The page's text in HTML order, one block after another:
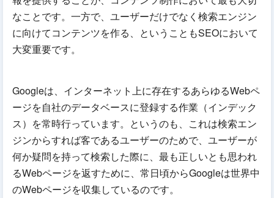
なことです。一方で、ユーザーだけでなく検索エンジン
に向けてコンテンツを作る、ということもSEOにおいて
大変重要です。
Googleは、インターネット上に存在するあらゆるWebペ
ージを自社のデータベースに登録する作業（インデック
ス）を常時行っています。というのも、これは検索エン
ジンからすれば客であるユーザーのためで、ユーザーが
何か疑問を持って検索した際に、最も正しいとも思われ
るWebページを返すために、常日頃からGoogleは世界中
のWebページを収集しているのです。